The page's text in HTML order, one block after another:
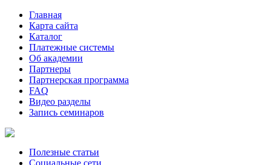
Главная
Карта сайта
Каталог
Платежные системы
Об академии
Партнеры
Партнерская программа
FAQ
Видео разделы
Запись семинаров
Полезные статьи
Социальные сети